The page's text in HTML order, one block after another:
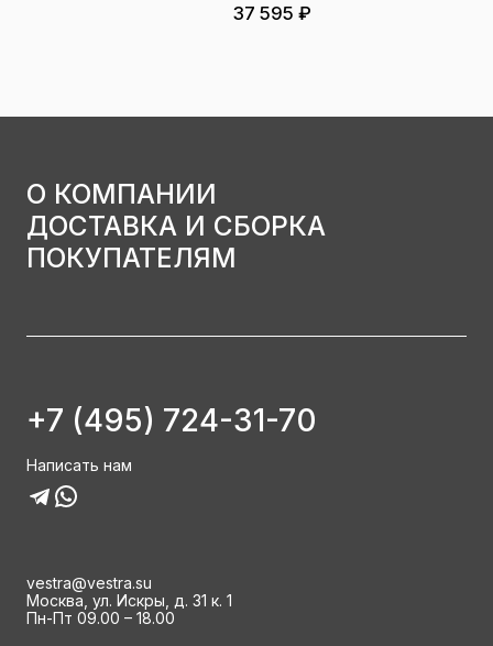
37 595 ₽
О КОМПАНИИ
ДОСТАВКА И СБОРКА
ПОКУПАТЕЛЯМ
+7 (495) 724-31-70
Написать нам
vestra@vestra.su
Москва, ул. Искры, д. 31 к. 1
Пн-Пт 09.00 – 18.00